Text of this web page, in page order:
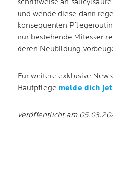
schrittweise an
und wende diese dann
konsequenten
nur bestehende Mitesser
deren Neubildung
Für weitere exklusive
Hautpflege melde dich
Veröffentlicht am